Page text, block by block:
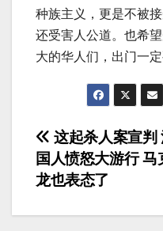
种族主义，更是不被
还受害人公道。也希
大的华人们，出门一
文
章
这起杀人案宣判
国人愤怒大游行 马
龙也表态了